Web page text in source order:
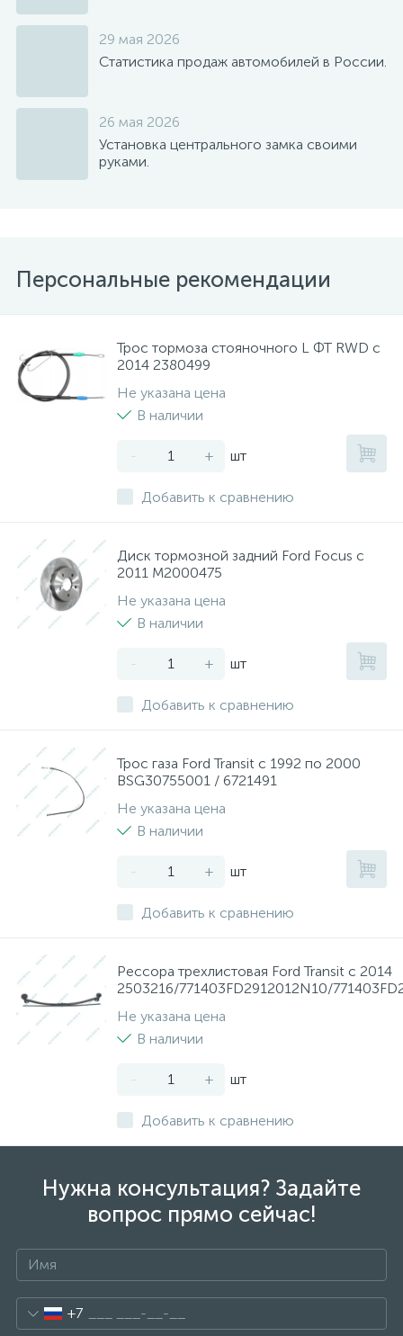
29 мая 2026
Статистика продаж автомобилей в России.
26 мая 2026
Установка центрального замка своими
руками.
Персональные рекомендации
Трос тормоза стояночного L ФТ RWD с
2014 2380499
Не указана цена
В наличии
- + шт
Добавить к сравнению
Диск тормозной задний Ford Focus с
2011 M2000475
Не указана цена
В наличии
- + шт
Добавить к сравнению
Трос газа Ford Transit с 1992 по 2000
BSG30755001 / 6721491
Не указана цена
В наличии
- + шт
Добавить к сравнению
Рессора трехлистовая Ford Transit с 2014
2503216/771403FD2912012N10/
Не указана цена
В наличии
- + шт
Добавить к сравнению
Нужна консультация? Задайте
вопрос прямо сейчас!
+7